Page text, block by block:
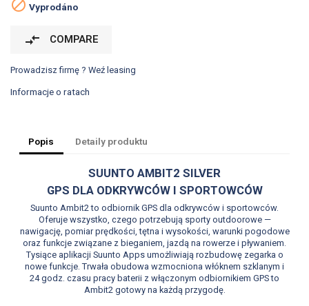
 Vyprodáno
compare_arrows COMPARE
Prowadzisz firmę ? Weź leasing
Informacje o ratach
Popis Detaily produktu
SUUNTO AMBIT2 SILVER
GPS DLA ODKRYWCÓW I SPORTOWCÓW
Suunto Ambit2 to odbiornik GPS dla odkrywców i sportowców.
Oferuje wszystko, czego potrzebują sporty outdoorowe —
nawigację, pomiar prędkości, tętna i wysokości, warunki pogodowe
oraz funkcje związane z bieganiem, jazdą na rowerze i pływaniem.
Tysiące aplikacji Suunto Apps umożliwiają rozbudowę zegarka o
nowe funkcje. Trwała obudowa wzmocniona włóknem szklanym i
24 godz. czasu pracy baterii z włączonym odbiornikiem GPS to
Ambit2 gotowy na każdą przygodę.